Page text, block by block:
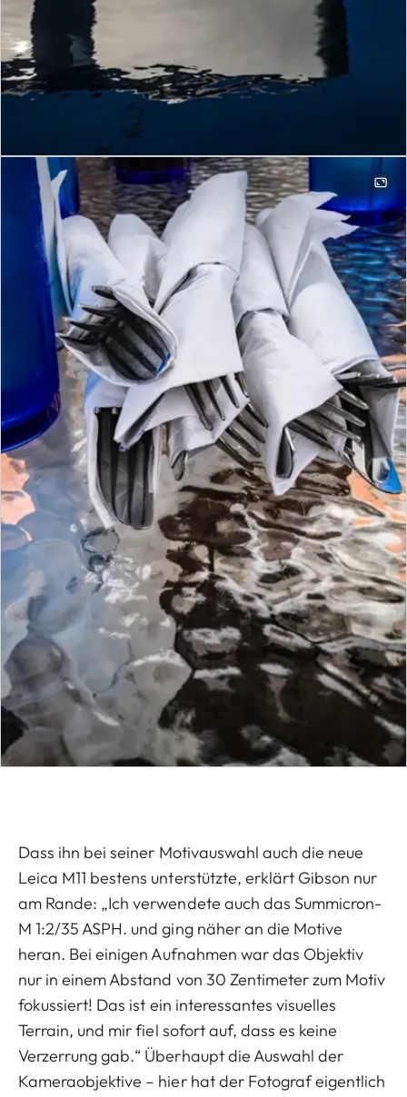
Dass ihn bei seiner Motivauswahl auch die neue
Leica M11 bestens unterstützte, erklärt Gibson nur
am Rande: „Ich verwendete auch das Summicron-
M 1:2/35 ASPH. und ging näher an die Motive
heran. Bei einigen Aufnahmen war das Objektiv
nur in einem Abstand von 30 Zentimeter zum Motiv
fokussiert! Das ist ein interessantes visuelles
Terrain, und mir fiel sofort auf, dass es keine
Verzerrung gab.“ Überhaupt die Auswahl der
Kameraobjektive – hier hat der Fotograf eigentlich